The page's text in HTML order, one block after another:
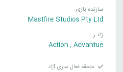
سازنده بازی
Mastfire Studios Pty Ltd
ژانـر
Action , Advantue
منطقه فعال سازی آزاد